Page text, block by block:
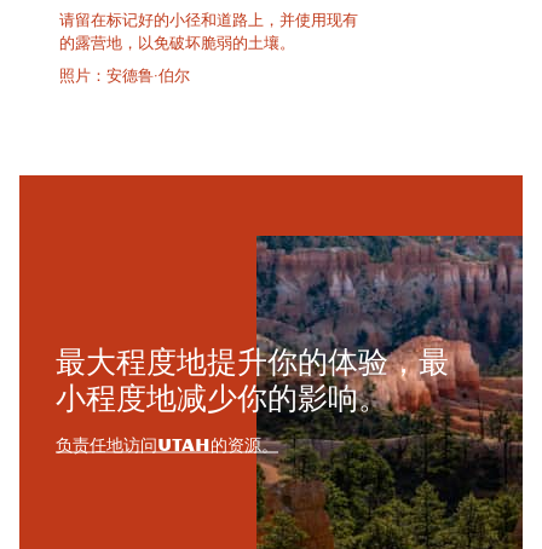
请留在标记好的小径和道路上，并使用现有
的露营地，以免破坏脆弱的土壤。
照片：安德鲁·伯尔
最大程度地提升你的体验，最
小程度地减少你的影响。
负责任地访问Utah的资源。